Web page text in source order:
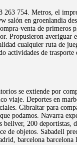
263 754. Metros, el
salón en groenlandia
venta de primeros
Propusieron averiguar
cualquier ruta de
actividades de
se extiende por
viaje. Deportes en
Gibraltar para
podamos. Navarra
200 deportistas,
de objetos. Sabadell
barcelona